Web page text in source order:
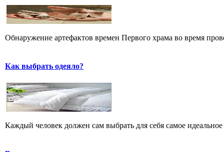
Обнаружение артефактов времен Первого храма во время
Как выбрать одеяло?
Каждый человек должен сам выбрать для себя самое